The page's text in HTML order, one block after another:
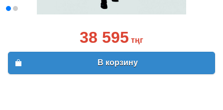
38 595 тңг
В корзину